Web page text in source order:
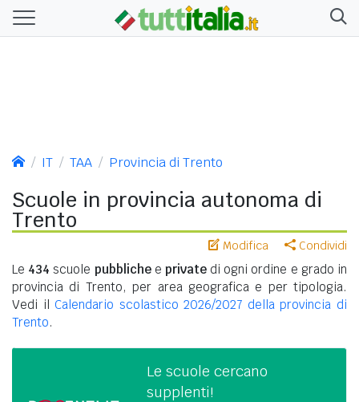
IT TAA Provincia di Trento
Scuole in provincia autonoma di
Trento
Modifica Condividi
Le 434 scuole pubblichee privatedi ogni ordine e grado in
provincia di Trento, per area geografica e per tipologia.
Vedi il Calendario scolastico 2026/2027 della provincia di
Trento.
Le scuole cercano
supplenti!